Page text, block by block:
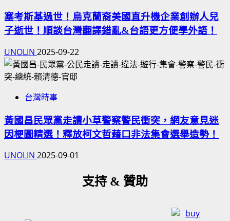
塞考斯基過世！烏克蘭裔美國直升機企業創辦人兒
子逝世！順談台灣翻譯錯亂&台語更方便學外語！
UNOLIN 2025-09-22
台灣時事
黃國昌民眾黨走讀小草警察警民衝突，網友意見迷
因梗圖精選！釋放柯文哲藉口非法集會選舉造勢！
UNOLIN 2025-09-01
支持 & 贊助